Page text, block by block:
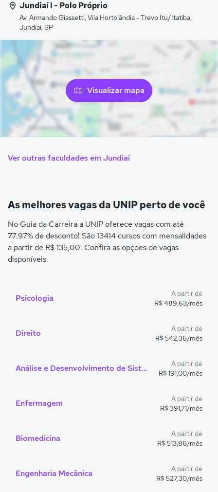
Jundiaí I - Polo Próprio
Av. Armando Giassetti, Vila Hortolândia - Trevo Itu/Itatiba,
Jundiaí, SP
Visualizar mapa
Ver outras faculdades em Jundiaí
As melhores vagas da UNIP perto de você
No Guia da Carreira a UNIP oferece vagas com até
77.97% de desconto! São 13414 cursos com mensalidades
a partir de R$ 135,00. Confira as opções de vagas
disponíveis.
Psicologia
A partir de
R$ 489,63/mês
Direito
A partir de
R$ 542,36/mês
Análise e Desenvolvimento de Sistemas
A partir de
R$ 191,00/mês
Enfermagem
A partir de
R$ 391,71/mês
Biomedicina
A partir de
R$ 513,86/mês
Engenharia Mecânica
A partir de
R$ 527,30/mês